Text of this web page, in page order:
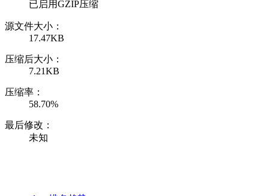
已启用GZIP压缩
源文件大小：
17.47KB
压缩后大小：
7.21KB
压缩率：
58.70%
最后修改：
未知